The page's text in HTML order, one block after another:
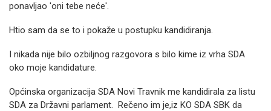
ponavljao 'oni tebe neće'.
Htio sam da se to i pokaže u postupku kandidiranja.
I nikada nije bilo ozbiljnog razgovora s bilo kime iz vrha SDA
oko moje kandidature.
Općinska organizacija SDA Novi Travnik me kandidirala za listu
SDA za Državni parlament. Rečeno im je,iz KO SDA SBK da